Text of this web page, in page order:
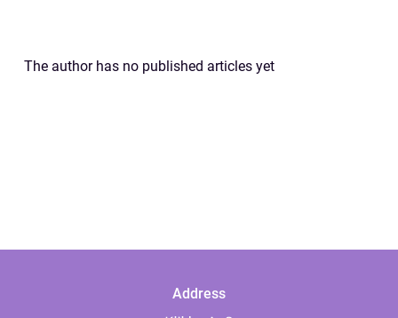
The author has no published articles yet
Address